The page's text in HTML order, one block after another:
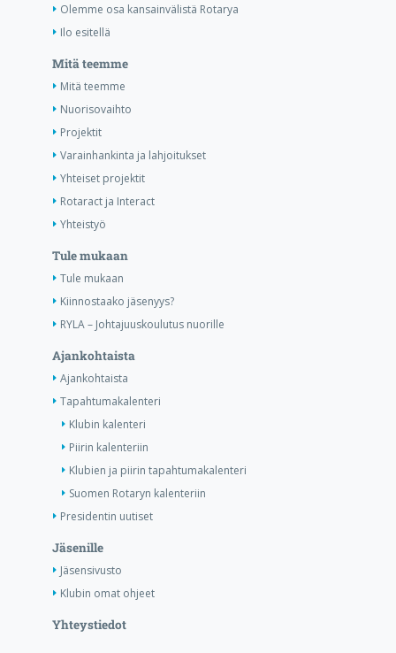
Olemme osa kansainvälistä Rotarya
Ilo esitellä
Mitä teemme
Mitä teemme
Nuorisovaihto
Projektit
Varainhankinta ja lahjoitukset
Yhteiset projektit
Rotaract ja Interact
Yhteistyö
Tule mukaan
Tule mukaan
Kiinnostaako jäsenyys?
RYLA – Johtajuuskoulutus nuorille
Ajankohtaista
Ajankohtaista
Tapahtumakalenteri
Klubin kalenteri
Piirin kalenteriin
Klubien ja piirin tapahtumakalenteri
Suomen Rotaryn kalenteriin
Presidentin uutiset
Jäsenille
Jäsensivusto
Klubin omat ohjeet
Yhteystiedot